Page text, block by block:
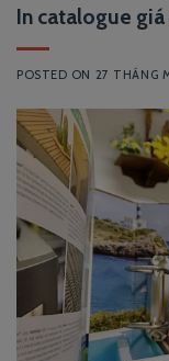
In catalogue giá
POSTED ON 27 THÁNG